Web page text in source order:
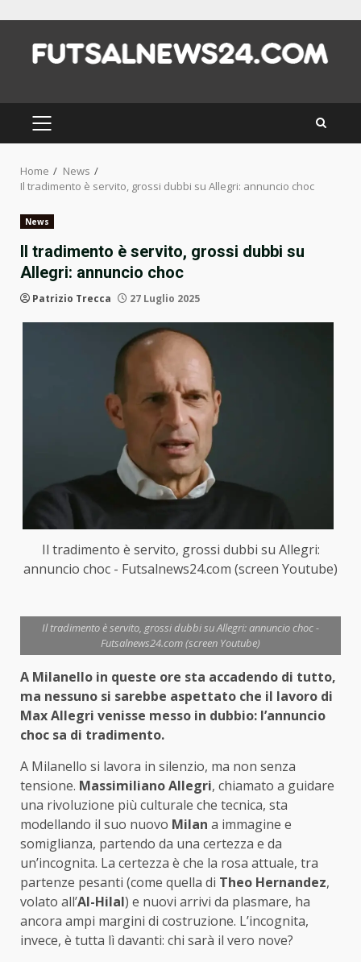
content
PRIMARY
MENU
Home
News
Il tradimento è servito, grossi dubbi su Allegri: annuncio choc
News
Il tradimento è servito, grossi dubbi su
Allegri: annuncio choc
Patrizio Trecca 27 Luglio 2025
Il tradimento è servito, grossi dubbi su Allegri:
annuncio choc - Futsalnews24.com (screen Youtube)
Il tradimento è servito, grossi dubbi su Allegri: annuncio choc -
Futsalnews24.com (screen Youtube)
A Milanello in queste ore sta accadendo di tutto,
ma nessuno si sarebbe aspettato che il lavoro di
Max Allegri venisse messo in dubbio: l’annuncio
choc sa di tradimento.
A Milanello si lavora in silenzio, ma non senza
tensione. Massimiliano Allegri, chiamato a guidare
una rivoluzione più culturale che tecnica, sta
modellando il suo nuovo Milan a immagine e
somiglianza, partendo da una certezza e da
un’incognita. La certezza è che la rosa attuale, tra
partenze pesanti (come quella di Theo Hernandez,
volato all’Al-Hilal) e nuovi arrivi da plasmare, ha
ancora ampi margini di costruzione. L’incognita,
invece, è tutta lì davanti: chi sarà il vero nove?